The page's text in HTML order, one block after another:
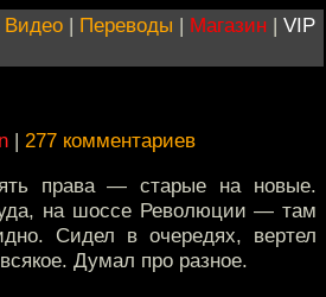
Видео | Переводы | Магазин | VIP
| 277 комментариев
права — старые на новые.
на шоссе Революции — там
Сидел в очередях, вертел
Думал про разное.